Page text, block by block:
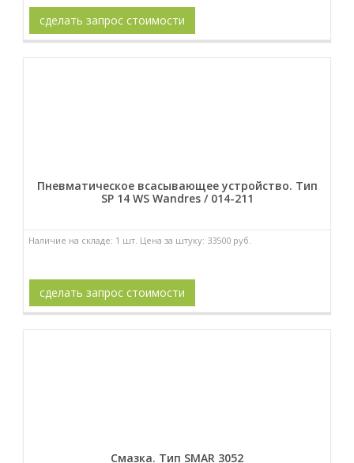
сделать запрос стоимости
Пневматическое всасывающее устройство. Тип
SP 14 WS Wandres / 014-211
Наличие на складе: 1 шт. Цена за штуку: 33500 руб.
сделать запрос стоимости
Смазка. Тип SMAR 3052